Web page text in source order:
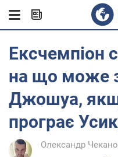
Ексчемпіон
на що може
Джошуа,
програє
Олександр